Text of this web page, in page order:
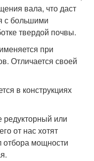
вала, что даст
с большими
твердой почвы.
при
Отличается своей
в конструкциях
редукторный или
от нас хотят
отбора мощности